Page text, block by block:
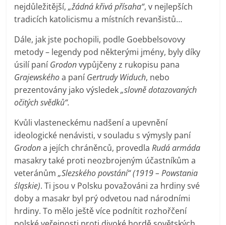
nejdůležitější,„žádná křivá přísaha“, v nejlepších
tradicích katolicismu a místních revanšistů…
Dále, jak jste pochopili, podle Goebbelsovovy
metody – legendy pod některými jmény, byly díky
úsilí paní Grodonvypůjčeny z rukopisu pana
Grajewskéhoa paní Gertrudy Widuch, nebo
prezentovány jako výsledek„slovně dotazovaných
očitých svědků“.
Kvůli vlasteneckému nadšení a upevnění
ideologické nenávisti, v souladu s výmysly paní
Grodona jejích chráněnců, provedlaRudá armáda
masakry také proti neozbrojeným účastníkům a
veteránům„Slezského povstání“ (1919 – Powstania
śląskie). Ti jsou v Polsku považováni za hrdiny své
doby a masakr byl prý odvetou nad národními
hrdiny. To mělo ještě více podnítit rozhořčení